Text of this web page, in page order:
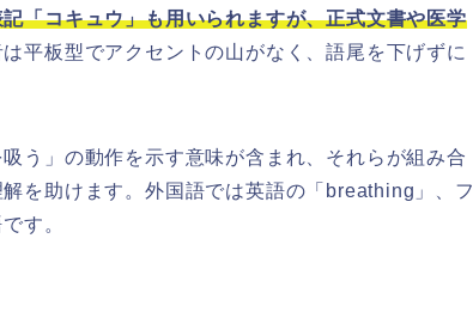
「コキュウ」も用いられますが、正式文書や医学
平板型でアクセントの山がなく、語尾を下げずに
う」の動作を示す意味が含まれ、それらが組み合
を助けます。外国語では英語の「breathing」、フ
す。